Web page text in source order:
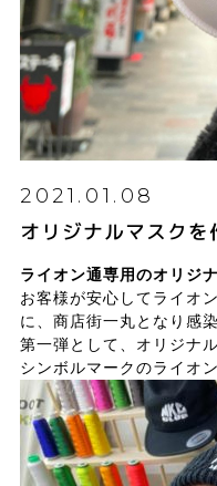
2021.01.08
オリジナルマスクを
ライオン通専用のオリジ
お客様が安心してライオ
に、商店街一丸となり感
第一弾として、オリジナ
シンボルマークのライオ